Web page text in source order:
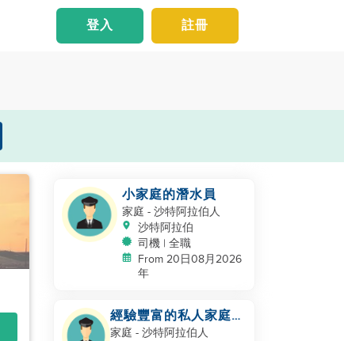
註冊
登入
小家庭的潛水員
家庭 - 沙特阿拉伯人
沙特阿拉伯
司機 | 全職
From 20日08月2026
年
經驗豐富的私人家庭司
機 - 沙特/海灣合作委
家庭 - 沙特阿拉伯人